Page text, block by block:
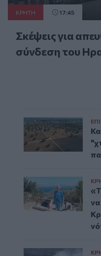
ΚΡΗΤΗ 17:45
Σκέψεις για
σύνδεση του